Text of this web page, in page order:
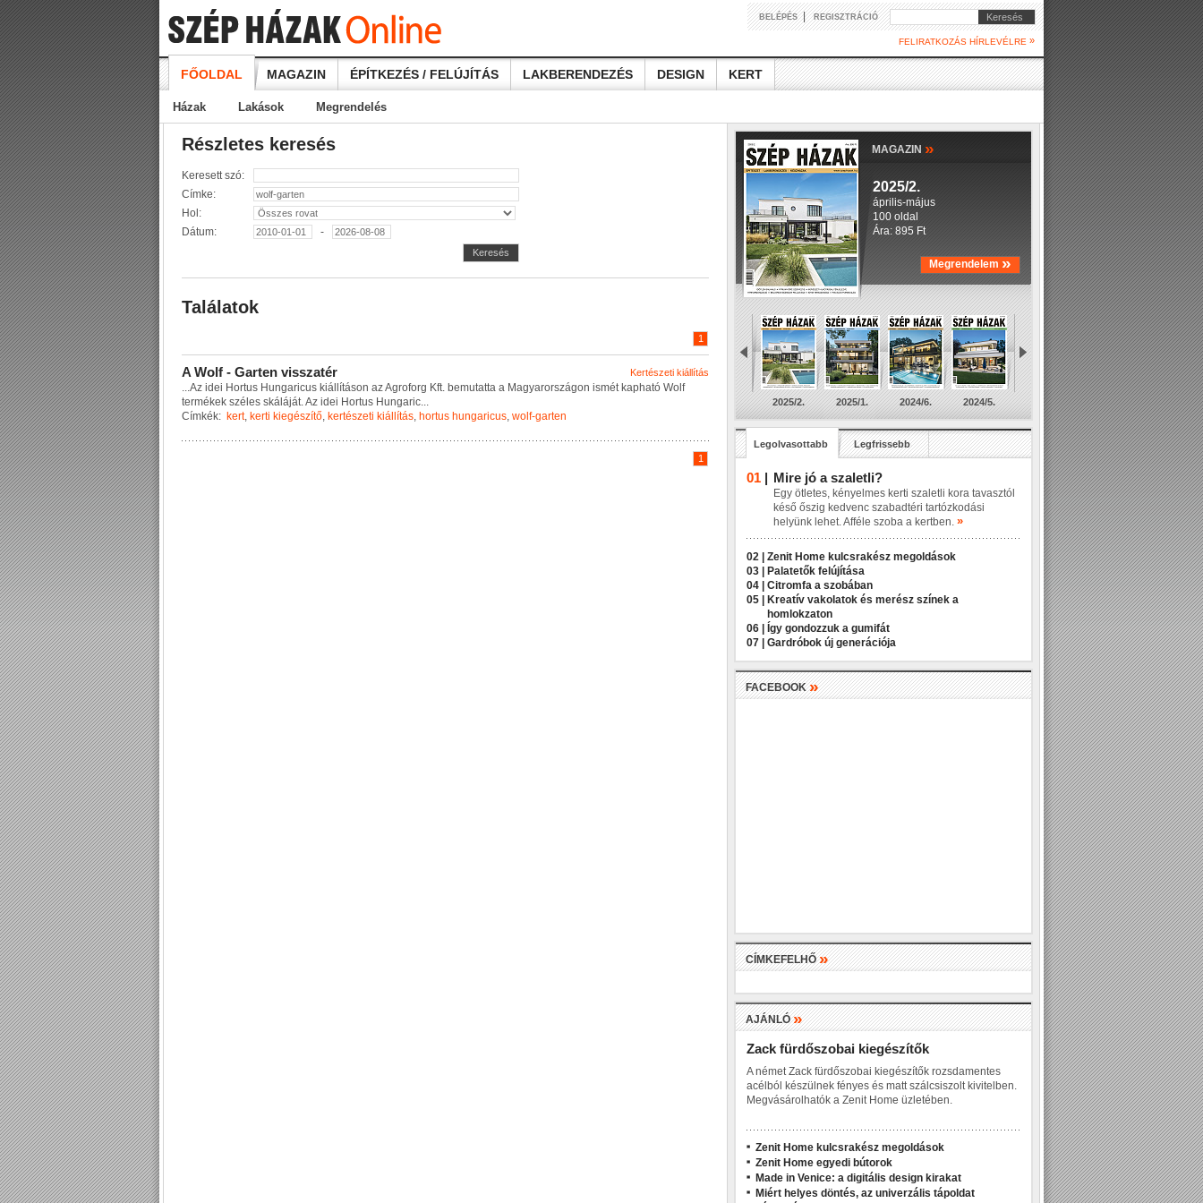
BELÉPÉS| REGISZTRÁCIÓ Keresés
FELIRATKOZÁS HÍRLEVÉLRE »
FŐOLDAL MAGAZIN ÉPÍTKEZÉS / FELÚJÍTÁS LAKBERENDEZÉS DESIGN KERT
Házak Lakások Megrendelés
Részletes keresés
Keresett szó:
Címke:
Hol:
Dátum:
-
Keresés
Találatok
1
Kertészeti kiállítás
A Wolf - Garten visszatér
...Az idei Hortus Hungaricus kiá ításon azAgroforg Kft. bemutatta a Magyarországon ismét kapható Wo f
termé ke k szé es ská áját.Az idei Hortus Hungaric...
Címkék: kert, kerti kiegészítő, kertészeti kiállítás, hortus hungaricus, wolf-garten
1
MAGAZIN »
2025/2.
április-május
100 oldal
Ára: 895 Ft
Megrendelem »
2025/2. 2025/1. 2024/6. 2024/5.
Legolvasottabb Legfrissebb
01 | Mire jó a szaletli?
Egy ötletes, kényelmes kerti szaletli kora tavasztól
késő őszig kedvenc szabadtéri tartózkodási
helyünk lehet. Afféle szoba a kertben. »
02 |
Zenit Home kulcsrakész megoldások
03 |
Palatetők felújítása
04 |
Citromfa a szobában
05 |
Kreatív vakolatok és merész színek a
homlokzaton
06 |
Így gondozzuk a gumifát
07 |
Gardróbok új generációja
FACEBOOK»
CÍMKEFELHŐ»
AJÁNLÓ»
Zack fürdőszobai kiegészítők
A német Zack fürdőszobai kiegészítők rozsdamentes
acélból készülnek fényes és matt szálcsiszolt kivitelben.
Megvásárolhatók a Zenit Home üzletében.
Zenit Home kulcsrakész megoldások
Zenit Home egyedi bútorok
Made in Venice: a digitális design kirakat
Miért helyes döntés, az univerzális tápoldat